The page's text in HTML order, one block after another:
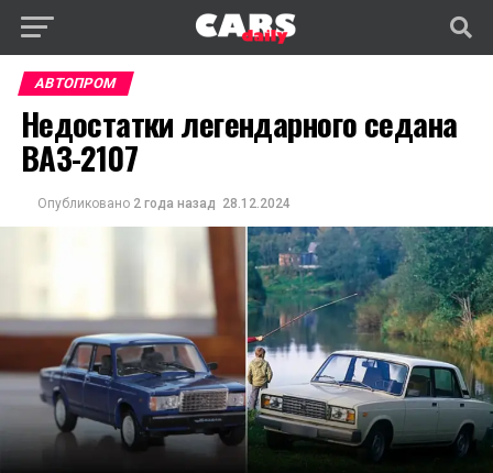
АВТОПРОМ
Недостатки легендарного седана
ВАЗ-2107
Опубликовано 2 года назад 28.12.2024